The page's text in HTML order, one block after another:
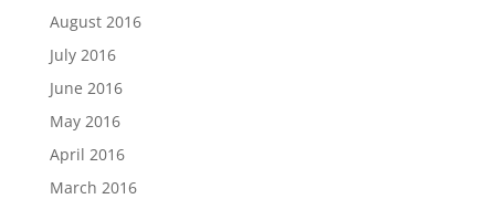
August 2016
July 2016
June 2016
May 2016
April 2016
March 2016